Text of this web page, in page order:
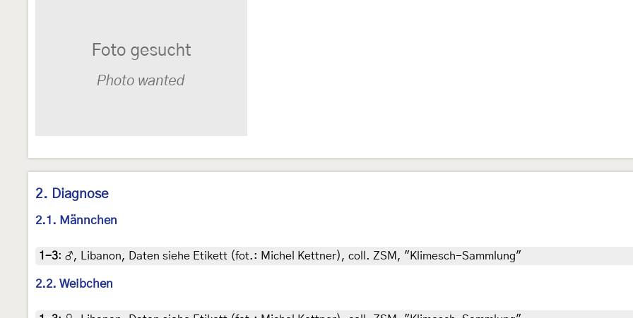
2. Diagnose
2.1. Männchen
1-3: ♂, Libanon, Daten siehe Etikett (fot.: Michel Kettner), coll. ZSM, "Klimesch-Sammlung"
2.2. Weibchen